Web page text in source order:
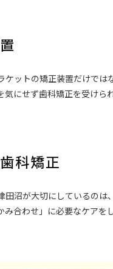
ットの矯正装置だけで
にせず歯科矯正を受けられ
科矯正
沼が大切にしているの
合わせ」に必要なケアを